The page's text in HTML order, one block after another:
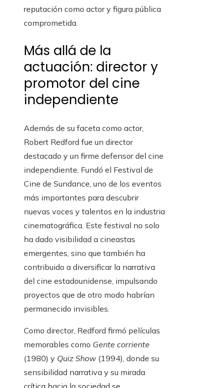
reputación como actor y figura pública
comprometida.
Más allá de la
actuación: director y
promotor del cine
independiente
Además de su faceta como actor,
Robert Redford fue un director
destacado y un firme defensor del cine
independiente. Fundó el Festival de
Cine de Sundance, uno de los eventos
más importantes para descubrir
nuevas voces y talentos en la industria
cinematográfica. Este festival no solo
ha dado visibilidad a cineastas
emergentes, sino que también ha
contribuido a diversificar la narrativa
del cine estadounidense, impulsando
proyectos que de otro modo habrían
permanecido invisibles.
Como director, Redford firmó películas
memorables como Gente corriente
(1980) y Quiz Show (1994), donde su
sensibilidad narrativa y su mirada